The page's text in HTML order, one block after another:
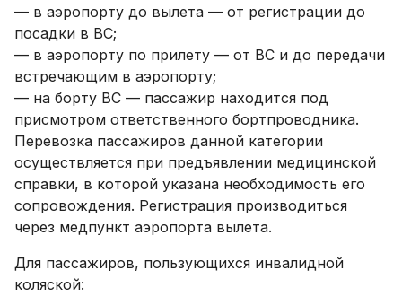
— в аэропорту до вылета — от регистрации до
посадки в ВС;
— в аэропорту по прилету — от ВС и до передачи
встречающим в аэропорту;
— на борту ВС — пассажир находится под
присмотром ответственного бортпроводника.
Перевозка пассажиров данной категории
осуществляется при предъявлении медицинской
справки, в которой указана необходимость его
сопровождения. Регистрация производиться
через медпункт аэропорта вылета.
Для пассажиров, пользующихся инвалидной
коляской: